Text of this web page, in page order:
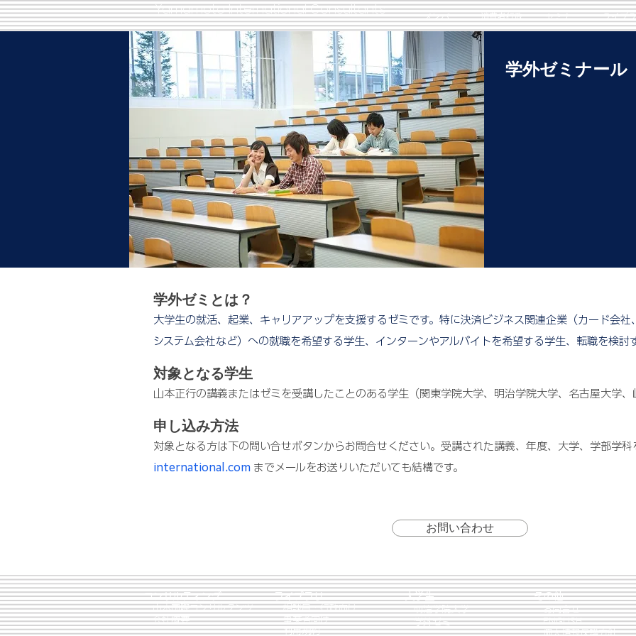
Yamamoto International Consultants メンバー 消費者行政 セミナー ライブ
学外ゼミナール
学外ゼミとは？
大学生の就活、起業、キャリアアップを支援するゼミです。特に決済ビジネス関連企業（カード会
システム会社など）への就職を希望する学生、インターンやアルバイトを希望する学生、転職を検討
対象となる学生
山本正行の講義またはゼミを受講したことのある学生（関東学院大学、明治学院大学、名古屋大学、
申し込み方法
対象となる方は下の問い合せボタンからお問合せください。受講された講義、年度、大学、学部学科
international.com までメールをお送りいただいても結構です。
お問い合わせ
コンサルティング
山本国際コンサルタンツ
​会社概要
ライブラリ
相談員・行政向け
​事業者向け
​利用規約
大学生
​ 明治学院大学
​学外ゼミ
その他
お問合せ
ENGLISH
個人情報保護方針